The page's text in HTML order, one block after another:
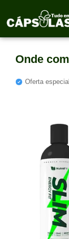
Onde
Oferta